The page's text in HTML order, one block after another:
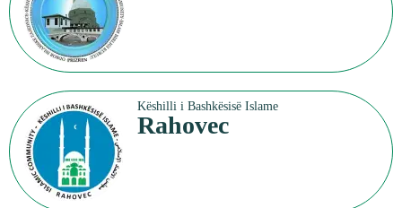
Këshilli i Bashkësisë Islame
Rahovec